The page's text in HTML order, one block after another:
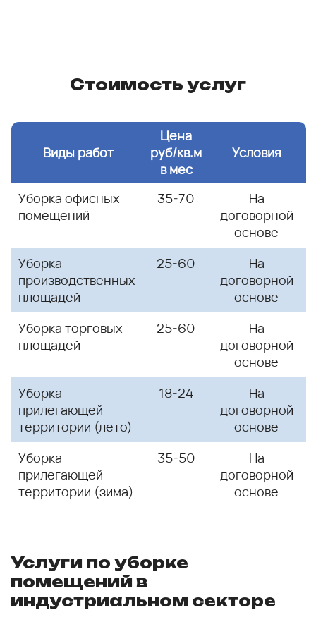
Стоимость услуг
Виды работ
Цена
руб/кв.м
в мес
Условия
Уборка офисных
помещений
35-70
На
договорной
основе
Уборка
производственных
площадей
25-60
На
договорной
основе
Уборка торговых
площадей
25-60
На
договорной
основе
Уборка
прилегающей
территории (лето)
18-24
На
договорной
основе
Уборка
прилегающей
территории (зима)
35-50
На
договорной
основе
Услуги по уборке
помещений в
индустриальном секторе